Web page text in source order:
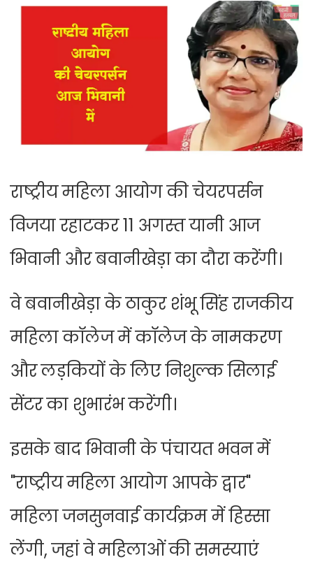
राष्ट्रीय महिला आयोग की चेयरपर्सन
विजया रहाटकर 11 अगस्त यानी आज
भिवानी और बवानीखेड़ा का दौरा करेंगी।
वे बवानीखेड़ा के ठाकुर शंभू सिंह राजकीय
महिला कॉलेज में कॉलेज के नामकरण
और लड़कियों के लिए निशुल्क सिलाई
सेंटर का शुभारंभ करेंगी।
इसके बाद भिवानी के पंचायत भवन में
"राष्ट्रीय महिला आयोग आपके द्वार"
महिला जनसुनवाई कार्यक्रम में हिस्सा
लेंगी, जहां वे महिलाओं की समस्याएं